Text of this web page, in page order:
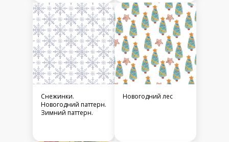
Снежинки.
Новогодний паттерн.
Зимний паттерн.
Новогодний лес